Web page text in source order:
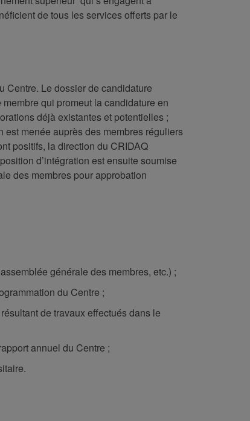
de tous les services offerts par le
Centre. Le dossier de candidature
qui promeut la candidature en
déjà existantes et potentielles ;
menée auprès des membres réguliers
positifs, la direction du CRIDAQ
d’intégration est ensuite soumise
des membres pour approbation
générale des membres, etc.) ;
du Centre ;
de travaux effectués dans le
annuel du Centre ;